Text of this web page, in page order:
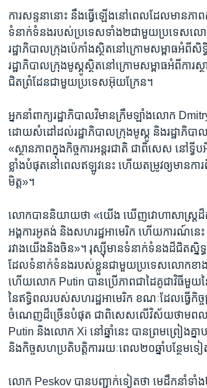
ការសន្ទនា​នោះ នឹង​ធ្វើ​ឡើង​នៅពេល​ដែល​មានភាព
ទំនាក់ទំនង​របស់​ប្រទេស​ទាំង២​ជាមួយ​ប្រទេស​
រដ្ឋាភិបាល​ក្រុង​ប៉េកាំង​ស្ថិត​នៅ​ក្រោម​សម្ពាធ​អំពី​
រដ្ឋាភិបាល​ក្រុង​មូស្គូ​ស្ថិត​នៅ​ក្រោម​សម្ពាធ​អំពី​ការ
ជិត​ព្រំដែន​ជាមួយ​ប្រទេស​អ៊ុយក្រែន។
អ្នក​នាំពាក្យ​រដ្ឋាភិបាល​វិមាន​ក្រឹមឡាំង​លោក
ដោយ​សំដៅ​ដល់​រដ្ឋាភិបាល​ក្រុង​មូស្គូ ​និង​រដ្ឋាភិបាល​
«ស្ថានភាព​ក្នុង​កិច្ចការ​អន្តរជាតិ ជា​ពិសេស​ នៅ​ទ្វី
ខ្លាំង​បំផុត​នៅពេល​ឥឡូវ​នេះ ​ហើយ​តម្រូវ​ឲ្យ​មាន​ការពិ
មិត្ត»។
លោកបាន​និយាយ​ថា «យើង ឃើញ​វោហាសាស្ត្រ​ដ៏​
អង្គការ​អូតង់​ និង​សហរដ្ឋ​អាមេរិក ហើយ​ការណ៍​នេះ​
រវាង​យើង​និង​ចិន»។ រុស្ស៊ី​មាន​ទំនាក់​ទំនង​ដ៏​ជិតស្និ
ដែល​ទំនាក់​ទំនង​របស់​ខ្លួន​ជាមួយ​ប្រទេស​លោក​ខា
ហើយ​លោក Putin បាន​ប្រើ​ភាព​ជា​ដៃគូ​ជា​វិធី​មួយ​នៃ​
នៃ​ឥទ្ធិពល​របស់​សហរដ្ឋ​អាមេរិក ខណៈ​ដែល​ធ្វើ​កិច្
ចំណេញ​ដ៏​ច្រើន​បំផុត ជា​ពិសេស​លើ​វិស័យ​ថាមព
Putin និង​លោក Xi នៅ​ឆ្នាំ​នេះ បាន​ព្រមព្រៀង​គ្នា​ប
និង​កិច្ចសហប្រតិបត្តិការ​រយៈពេល​២០​ឆ្នាំ​បន្ថែម​ទៀ
លោក Peskov បាន​បញ្ជាក់​ទៀត​ថា មេដឹកនាំ​ទាំង២